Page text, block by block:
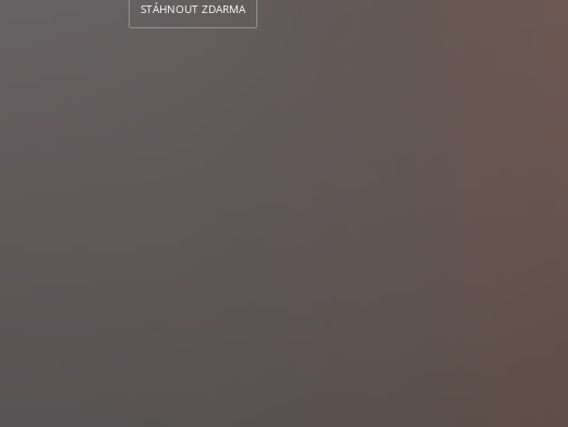
STÁHNOUT ZDARMA